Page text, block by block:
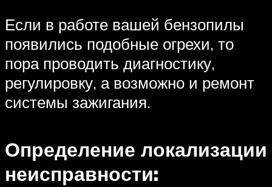
Если в работе вашей бензопилы
появились подобные огрехи, то
пора проводить диагностику,
регулировку, а возможно и ремонт
системы зажигания.
Определение локализации
неисправности: